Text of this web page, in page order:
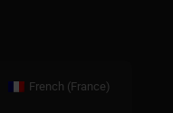
French (France)